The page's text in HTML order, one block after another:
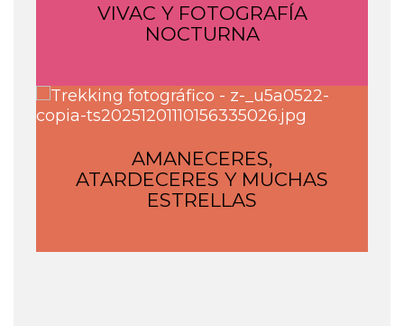
VIVAC Y FOTOGRAFÍA
NOCTURNA
AMANECERES,
ATARDECERES Y MUCHAS
ESTRELLAS